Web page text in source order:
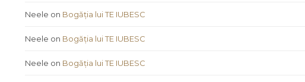
Neele on Bogăția lui TE IUBESC
Neele on Bogăția lui TE IUBESC
Neele on Bogăția lui TE IUBESC